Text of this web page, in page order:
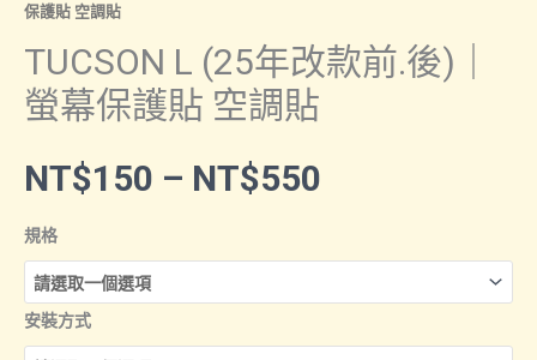
保護貼 空調貼
TUCSON L (25年改款前.後)｜
螢幕保護貼 空調貼
NT$150 – NT$550
範
規格
安裝方式